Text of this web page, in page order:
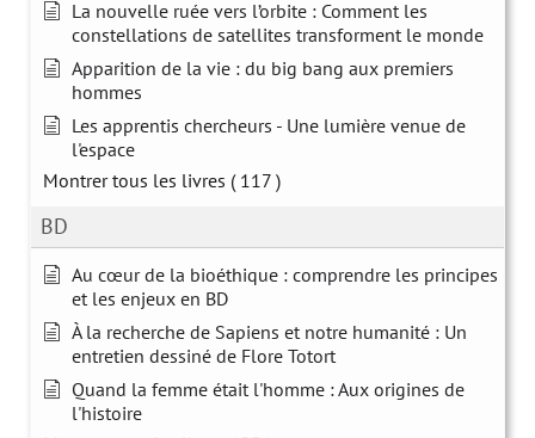
La nouvelle ruée vers l’orbite : Comment les
constellations de satellites transforment le monde
Apparition de la vie : du big bang aux premiers
hommes
Les apprentis chercheurs - Une lumière venue de
l'espace
Montrer tous les livres ( 117 )
BD
Au cœur de la bioéthique : comprendre les principes
et les enjeux en BD
À la recherche de Sapiens et notre humanité : Un
entretien dessiné de Flore Totort
Quand la femme était l'homme : Aux origines de
l'histoire